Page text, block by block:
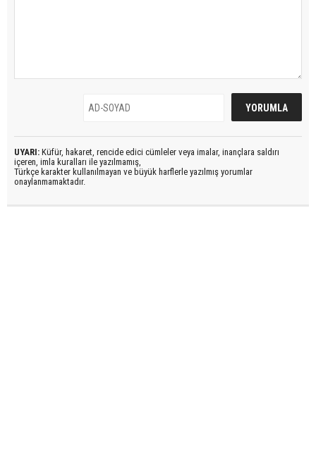
UYARI: Küfür, hakaret, rencide edici cümleler veya imalar, inançlara saldırı
içeren, imla kuralları ile yazılmamış,
Türkçe karakter kullanılmayan ve büyük harflerle yazılmış yorumlar
onaylanmamaktadır.